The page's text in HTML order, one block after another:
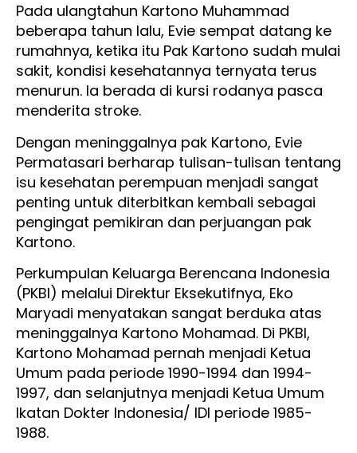
Pada ulangtahun Kartono Muhammad
beberapa tahun lalu, Evie sempat datang ke
rumahnya, ketika itu Pak Kartono sudah mulai
sakit, kondisi kesehatannya ternyata terus
menurun. Ia berada di kursi rodanya pasca
menderita stroke.
Dengan meninggalnya pak Kartono, Evie
Permatasari berharap tulisan-tulisan tentang
isu kesehatan perempuan menjadi sangat
penting untuk diterbitkan kembali sebagai
pengingat pemikiran dan perjuangan pak
Kartono.
Perkumpulan Keluarga Berencana Indonesia
(PKBI) melalui Direktur Eksekutifnya, Eko
Maryadi menyatakan sangat berduka atas
meninggalnya Kartono Mohamad. Di PKBI,
Kartono Mohamad pernah menjadi Ketua
Umum pada periode 1990-1994 dan 1994-
1997, dan selanjutnya menjadi Ketua Umum
Ikatan Dokter Indonesia/ IDI periode 1985-
1988.